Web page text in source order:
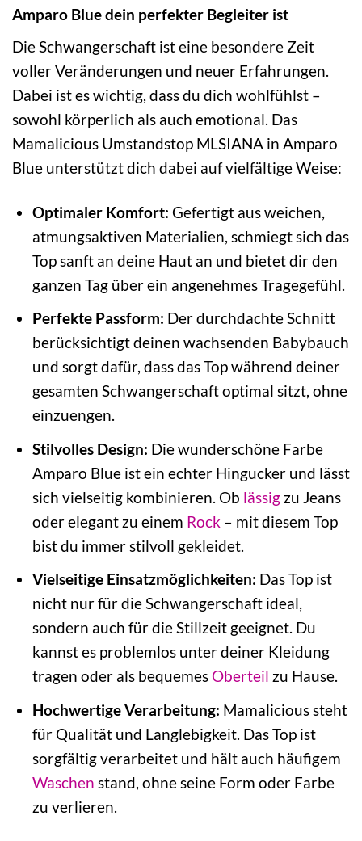
Amparo Blue dein perfekter Begleiter ist
Die Schwangerschaft ist eine besondere Zeit
voller Veränderungen und neuer Erfahrungen.
Dabei ist es wichtig, dass du dich wohlfühlst –
sowohl körperlich als auch emotional. Das
Mamalicious Umstandstop MLSIANA in Amparo
Blue unterstützt dich dabei auf vielfältige Weise:
Optimaler Komfort: Gefertigt aus weichen,
atmungsaktiven Materialien, schmiegt sich das
Top sanft an deine Haut an und bietet dir den
ganzen Tag über ein angenehmes Tragegefühl.
Perfekte Passform: Der durchdachte Schnitt
berücksichtigt deinen wachsenden Babybauch
und sorgt dafür, dass das Top während deiner
gesamten Schwangerschaft optimal sitzt, ohne
einzuengen.
Stilvolles Design: Die wunderschöne Farbe
Amparo Blue ist ein echter Hingucker und lässt
sich vielseitig kombinieren. Ob lässigzu Jeans
oder elegant zu einem Rock– mit diesem Top
bist du immer stilvoll gekleidet.
Vielseitige Einsatzmöglichkeiten: Das Top ist
nicht nur für die Schwangerschaft ideal,
sondern auch für die Stillzeit geeignet. Du
kannst es problemlos unter deiner Kleidung
tragen oder als bequemes Oberteil zu Hause.
Hochwertige Verarbeitung: Mamalicious steht
für Qualität und Langlebigkeit. Das Top ist
sorgfältig verarbeitet und hält auch häufigem
Waschen stand, ohne seine Form oder Farbe
zu verlieren.